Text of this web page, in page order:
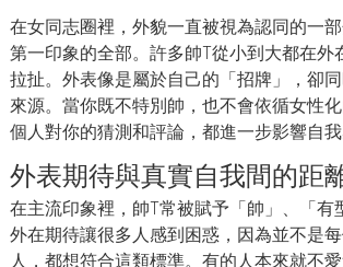
在女同志圈裡，外貌一直被視為認同的一
第一印象的全部。許多帥T從小到大都在外
拉扯。外表像是屬於自己的「招牌」，卻
來源。當你既不特別帥，也不會依循女性
個人對你的猜測和評論，都進一步影響自我
外表期待與真實自我間的距
在主流印象裡，帥T常被賦予「帥」、「有
外在期待讓很多人感到困惑，因為並不是
人，都想符合這類標準。有的人本來就不